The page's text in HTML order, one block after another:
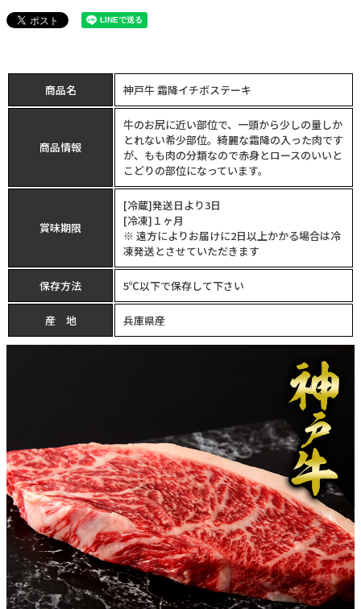
商品名 神戸牛 霜降イチボステーキ
商品情報
牛のお尻に近い部位で、一頭から少しの量しか
とれない希少部位。綺麗な霜降の入った肉です
が、もも肉の分類なので赤身とロースのいいと
こどりの部位になっています。
賞味期限
[冷蔵]発送日より3日
[冷凍]１ヶ月
※ 遠方によりお届けに2日以上かかる場合は冷
凍発送とさせていただきます
保存方法 5℃以下で保存して下さい
産 地 兵庫県産